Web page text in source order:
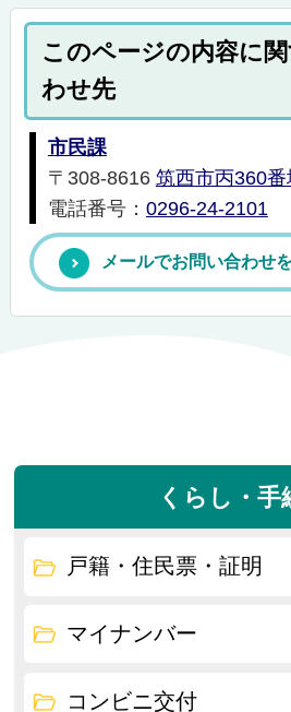
このページの内容に
わせ先
市民課
〒308-8616 筑西市丙360番
電話番号： 0296-24-2101
メールでお問い合わせ
くらし・手
戸籍・住民票・証明
マイナンバー
コンビニ交付